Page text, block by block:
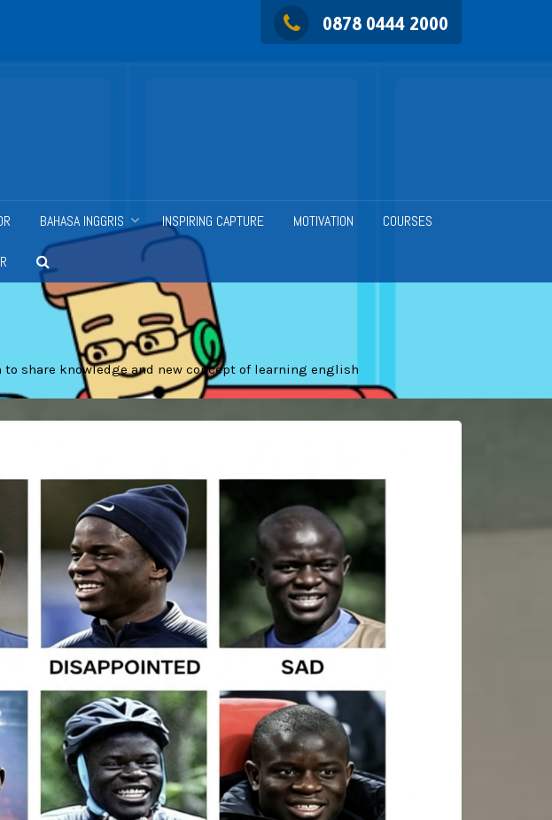
0878 0444 2000
BAHASA INGGRIS INSPIRING CAPTURE MOTIVATION COURSES
share knowledge and new concept of learning english